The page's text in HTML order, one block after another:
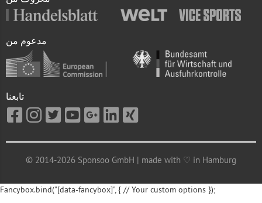
مدعوم من
تابعنا
© 2014-2026 Sponsoo GmbH | made with ♡ in Hamburg
Fancybox.bind("[data-fancybox]", { // Your custom options });